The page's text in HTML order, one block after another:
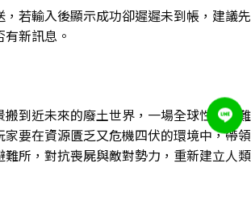
若輸入後顯示成功卻遲遲未到帳，建議先
新訊息。
搬到近未來的廢土世界，一場全球性的災難
要在資源匱乏又危機四伏的環境中，帶領
難所，對抗喪屍與敵對勢力，重新建立人類